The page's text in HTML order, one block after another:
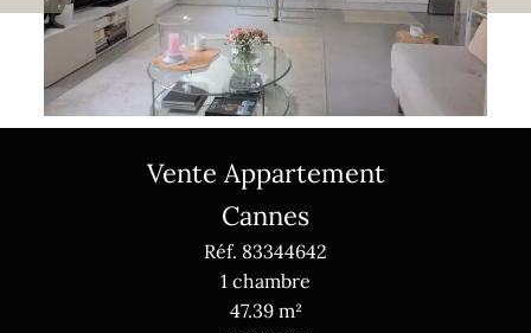
Vente Appartement
Cannes
Réf. 83344642
1 chambre
47.39 m²